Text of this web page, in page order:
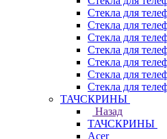
Стекла для
Стекла для
Стекла для
Стекла для
Стекла для
Стекла для
Стекла для
ТАЧСКРИНЫ
Назад
ТАЧСКРИНЫ
Acer